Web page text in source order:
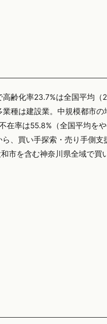
齢化率23.7%は全国平均（
種は建設業。中規模都市の
在率は55.8%（全国平均を
、買い手探索・売り手側支
市を含む神奈川県全域で買